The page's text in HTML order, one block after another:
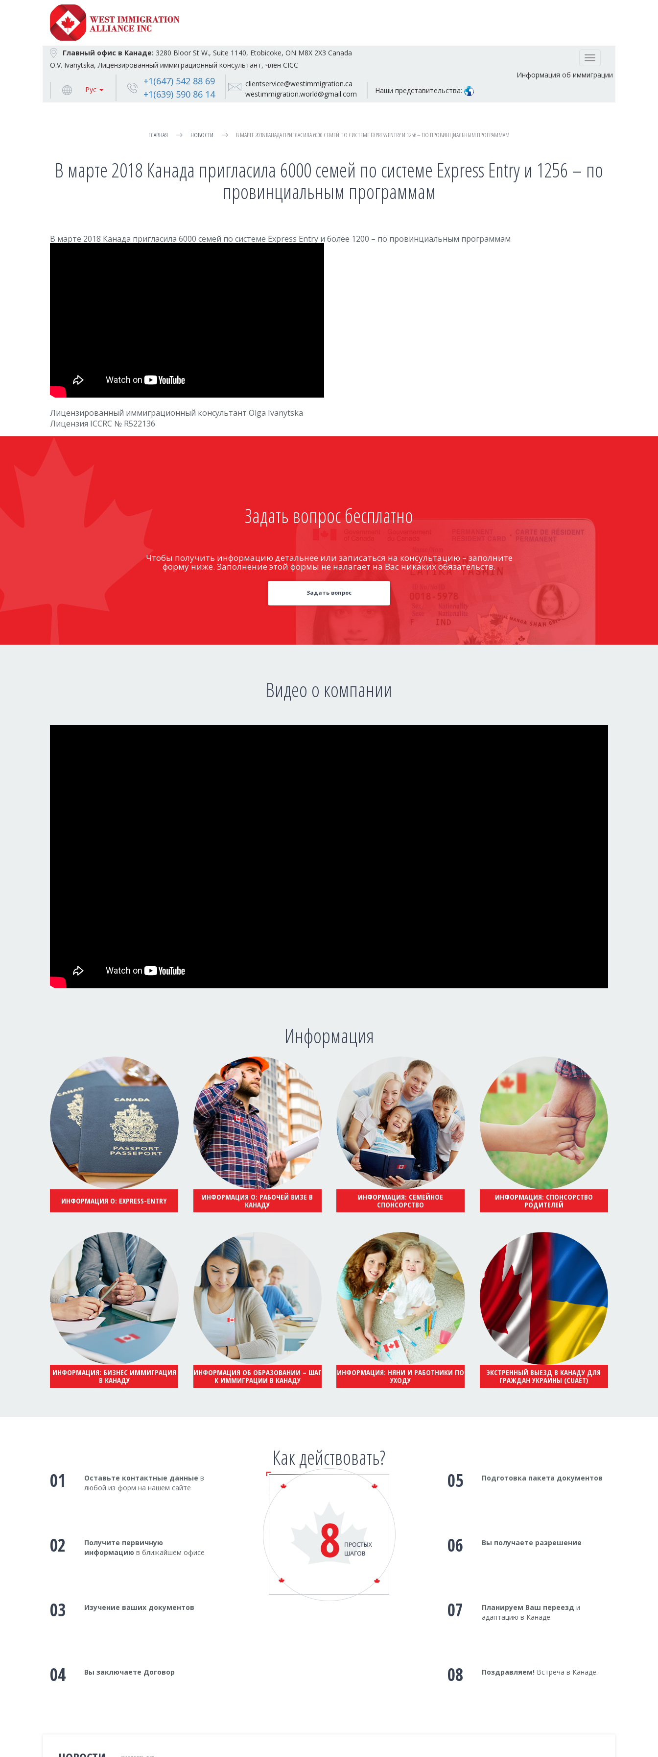
Главный офис в Канаде: 3280 Bloor St W., Suite 1140, Etobicoke, ON M8X 2X3 Canada
O.V. Ivanytska, Лицензированный иммиграционный консультант, член CICC
Toggle
Информация об иммиграции
Рус
+1(647) 542 88 69
+1(639) 590 86 14
clientservice@westimmigration.ca
westimmigration.world@gmail.com
Наши представительства:
ГЛАВНАЯ НОВОСТИ В МАРТЕ 2018 КАНАДА ПРИГЛАСИЛА 6000 СЕМЕЙ ПО СИСТЕМЕ EXPRESS ENTRY И 1256 – ПО ПРОВИНЦИАЛЬНЫМ ПРОГРАММАМ
В марте 2018 Канада пригласила 6000 семей по системе Express Entry и 1256 – по
провинциальным программам
В марте 2018 Канада пригласила 6000 семей по системе Express Entry и более 1200 – по провинциальным программам
Лицензированный иммиграционный консультант Olga Ivanytska
Лицензия ICCRC № R522136
Задать вопрос бесплатно
Чтобы получить информацию детальнее или записаться на консультацию – заполните
форму ниже. Заполнение этой формы не налагает на Вас никаких обязательств.
Задать вопрос
Видео о компании
Информация
ИНФОРМАЦИЯ О: EXPRESS-ENTRY
ИНФОРМАЦИЯ О: РАБОЧЕЙ ВИЗЕ В
КАНАДУ
ИНФОРМАЦИЯ: СЕМЕЙНОЕ
СПОНСОРСТВО
ИНФОРМАЦИЯ: СПОНСОРСТВО
РОДИТЕЛЕЙ
ИНФОРМАЦИЯ: БИЗНЕС ИММИГРАЦИЯ
В КАНАДУ
ИНФОРМАЦИЯ ОБ ОБРАЗОВАНИИ – ШАГ
К ИММИГРАЦИИ В КАНАДУ
ИНФОРМАЦИЯ: НЯНИ И РАБОТНИКИ ПО
УХОДУ
ЭКСТРЕННЫЙ ВЫЕЗД В КАНАДУ ДЛЯ
ГРАЖДАН УКРАИНЫ (CUAET)
Как действовать?
01 Оставьте контактные данные в
любой из форм на нашем сайте
02
Получите первичную
информацию в ближайшем офисе
03 Изучение ваших документов
04 Вы заключаете Договор
05 Подготовка пакета документов
06 Вы получаете разрешение
07 Планируем Ваш переезд и
адаптацию в Канаде
08 Поздравляем! Встреча в Канаде.